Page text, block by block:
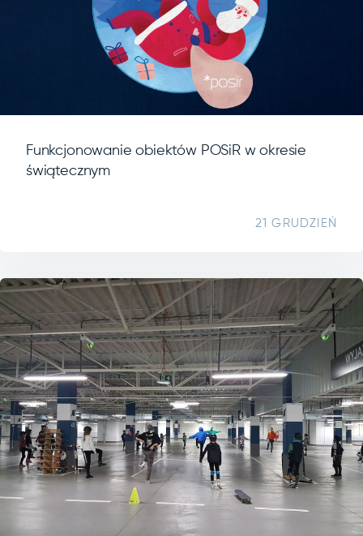
Funkcjonowanie obiektów POSiR w okresie
świątecznym
21 GRUDZIEŃ